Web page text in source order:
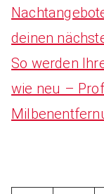
deinen
So werden
wie neu –